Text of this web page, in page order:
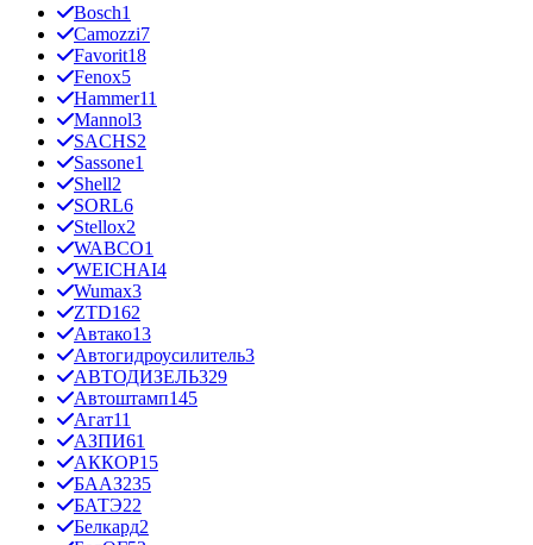
Bosch1
Camozzi7
Favorit18
Fenox5
Hammer11
Mannol3
SACHS2
Sassone1
Shell2
SORL6
Stellox2
WABCO1
WEICHAI4
Wumax3
ZTD162
Автако13
Автогидроусилитель3
АВТОДИЗЕЛЬ329
Автоштамп145
Агат11
АЗПИ61
АККОР15
БААЗ235
БАТЭ22
Белкард2